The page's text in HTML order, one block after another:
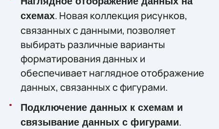
схемах. Новая коллекция рисунков,
связанных с данными, позволяет
выбирать различные варианты
форматирования данных и
обеспечивает наглядное отображение
данных, связанных с фигурами.
Подключение данных к схемам и
связывание данных с фигурами.